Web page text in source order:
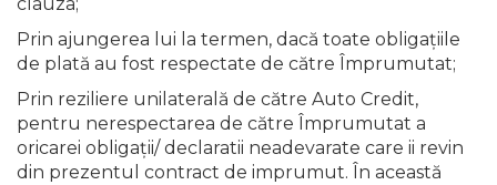
Prin ajungerea lui la termen, dacă toate obligaţiile
de plată au fost respectate de către Împrumutat;
Prin reziliere unilaterală de către Auto Credit,
pentru nerespectarea de către Împrumutat a
oricarei obligaţii/ declaratii neadevarate care ii revin
din prezentul contract de imprumut. În această